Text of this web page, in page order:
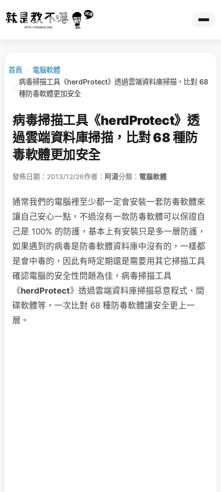
首頁 › 電腦軟體
›
病毒掃描工具《herdProtect》透過雲端資料庫掃描，比對 68
種防毒軟體更加安全
病毒掃描工具《herdProtect》透
過雲端資料庫掃描，比對 68 種防
毒軟體更加安全
發佈日期：2013/12/26作者： 阿湯分類： 電腦軟體
通常我們的電腦裡至少都一定會安裝一套防毒軟體來
讓自己安心一點，不過沒有一款防毒軟體可以保證自
己是 100% 的防護，基本上有安裝只是多一層防護，
如果遇到的病毒是防毒軟體資料庫中沒有的，一樣都
是會中毒的，因此有時定期還是需要用其它掃描工具
確認電腦的安全性問題為佳，病毒掃描工具
《herdProtect》透過雲端資料庫掃描惡意程式、間
碟軟體等，一次比對 68 種防毒軟體讓安全更上一
層。